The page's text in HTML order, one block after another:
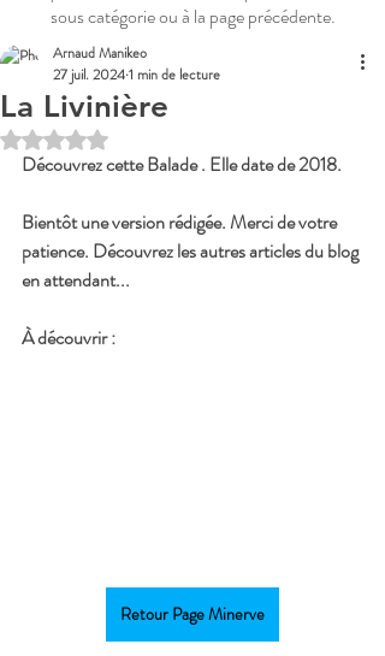
sous catégorie ou à la page précédente.
La Livinière
Arnaud Manikeo
27 juil. 20241 min de lecture
Noté NaN étoiles sur 5.
Découvrez cette Balade . Elle date de 2018.
Bientôt une version rédigée. Merci de votre
patience. Découvrez les autres articles du blog
en attendant...
À découvrir :
Retour Page Minerve